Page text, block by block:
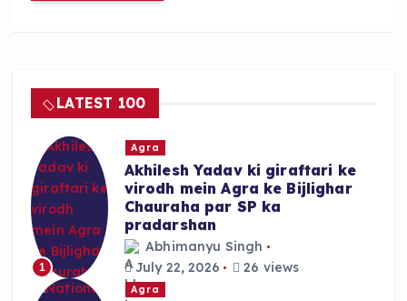
LATEST 100
1
Agra
Akhilesh Yadav ki giraftari ke
virodh mein Agra ke Bijlighar
Chauraha par SP ka
pradarshan
Abhimanyu Singh
July 22, 2026
26 views
Agra